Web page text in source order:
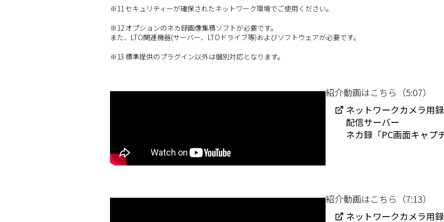
※11 セキュリティーが確保されたネットワーク環境でご使用ください。
※12 オプションのネカ録画像集積ソフトが必要です。
また、LTO関連機器(サーバー、LTOドライブ等)およびソフトウェアが必要です。
※13 標準提供のプラグイン以外は個別対応となります。
紹介動画はこちら（5:07）
ネットワークカメラ用録
配信サーバー
ネカ録「PC画面キャプ
紹介動画はこちら（7:13）
ネットワークカメラ用録